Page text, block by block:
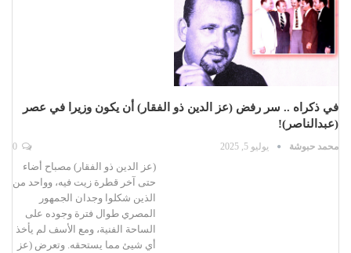
في ذكراه .. سر رفض (عز الدين ذو الفقار) أن يكون وزيرا في عصر
(عبدالناصر)!
محمد حبوشة يوليو 5, 2025
(عز الدين ذو الفقار) مصباح أضاء
حتى آخر قطرة زيت فيه، وواحد من
الذين شكلوا وجدان الجمهور
المصري طوال فترة وجوده على
الساحة الفنية، ومع الأسف لم يأخذ
أي شيئ مما يستحقه. وتعرض (عز